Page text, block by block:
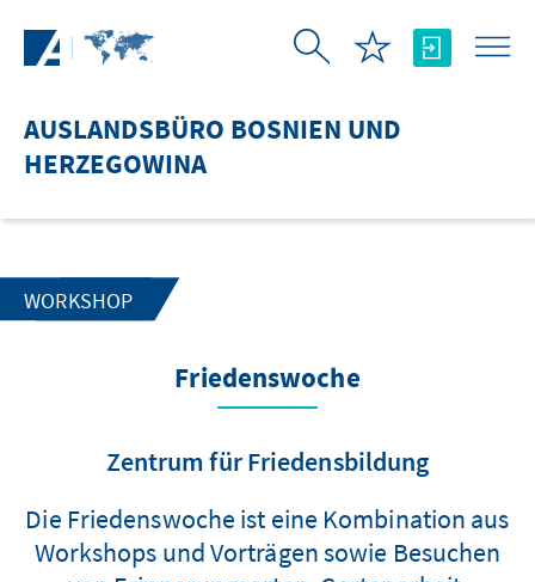
AUSLANDSBÜRO BOSNIEN UND
HERZEGOWINA
WORKSHOP
Friedenswoche
Zentrum für Friedensbildung
Die Friedenswoche ist eine Kombination aus
Workshops und Vorträgen sowie Besuchen